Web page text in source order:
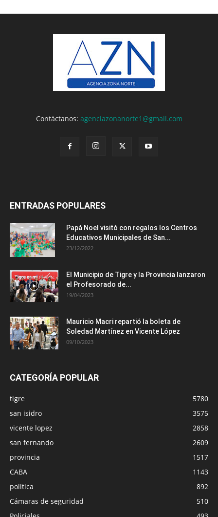
Contáctanos: agenciazonanorte1@gmail.com
ENTRADAS POPULARES
Papá Noel visitó con regalos los Centros
Educativos Municipales de San...
23/12/2022
El Municipio de Tigre y la Provincia lanzaron
el Profesorado de...
19/04/2023
Mauricio Macri repartió la boleta de
Soledad Martínez en Vicente López
09/10/2023
CATEGORÍA POPULAR
tigre
5780
san isidro
3575
vicente lopez
2858
san fernando
2609
provincia
1517
CABA
1143
politica
892
Cámaras de seguridad
510